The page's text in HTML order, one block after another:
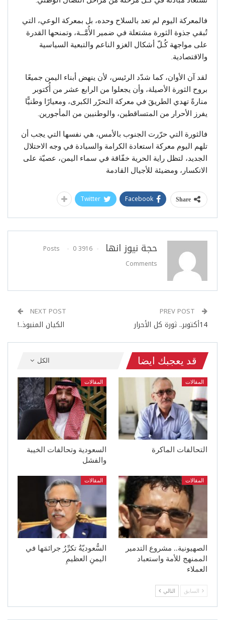
فالمعركة اليوم لم تعد بالسلاح وحده، بل بمعركة الوعي، التي
تُبقي جذوة الثورة مشتعلة في ضمير الأُمَّــة، وتمنحها القدرة
على مواجهة كُـلّ أشكال الغزو الناعم والتبعية السياسية
والاقتصادية.
لقد آن الأوان، كما شدّد الرئيس، لأن ينهض أبناء اليمن جميعًا
بروح الثورة الأصيلة، وأن يجعلوا من الرابع عشر من أُكتوبر
منارةً تهدي الطريقَ في معركة التحرّر الكبرى، ومعيارًا وطنيًّا
يفرز الأحرار من المتساقطين، والوطنيين من المأجورين.
فالثورة التي حرّرت الجنوب بالأمس، هي نفسها التي يجب أن
تلهم اليوم معركة استعادة الكرامة والسيادة في وجه الاحتلال
الجديد، لتظل راية الحرية خفّاقة في سماء اليمن، عصيّة على
الانكسار، ومضيئة للأجيال القادمة
Share
Facebook
Twitter
حجة نيوز انها 3916 Posts
0
Comments
14أكتوبر.. ثورة كل الأحرار
NEXT POST
الكيان المنبوذ..!
الكل قد يعجبك ايضا
المقالات
التحالفات الماكرة
المقالات
السعودية وتحالفات الخيبة
والفشل
المقالات
الصهيونية.. مشروع التدمير
الممنهج للأمة واستعباد
العملاء
المقالات
السُّعوديّةُ تكرِّرُ جرائمَها في
اليمنِ العظيمِ
السابق التالي